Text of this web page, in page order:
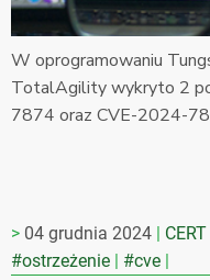
W oprogramowaniu
TotalAgility wykryto 2
7874 oraz CVE-2024-
04 grudnia 2024
#ostrzeżenie
#cve